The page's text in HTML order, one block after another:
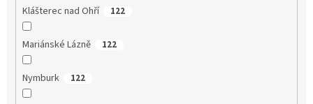
Klášterec nad Ohří 122
Mariánské Lázně 122
Nymburk 122